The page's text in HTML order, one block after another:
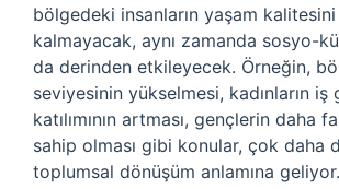
bölgedeki insanların yaşam
kalmayacak, aynı zamanda sosyo-
da derinden etkileyecek. Örneğin,
seviyesinin yükselmesi, kadınların iş
katılımının artması, gençlerin daha
sahip olması gibi konular, çok daha
toplumsal dönüşüm anlamına geliyor.